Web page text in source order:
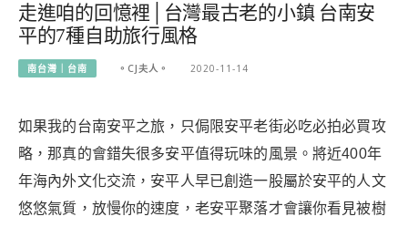
走進咱的回憶裡│台灣最古老的小鎮 台南安
平的7種自助旅行風格
南台灣｜台南 。CJ夫人。 2020-11-14
如果我的台南安平之旅，只侷限安平老街必吃必拍必買攻
略，那真的會錯失很多安平值得玩味的風景。將近400年
年海內外文化交流，安平人早已創造一股屬於安平的人文
悠悠氣質，放慢你的速度，老安平聚落才會讓你看見被樹